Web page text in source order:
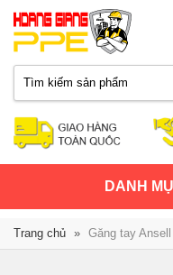
TOGGLE
DANH
Trang chủ » Găng tay